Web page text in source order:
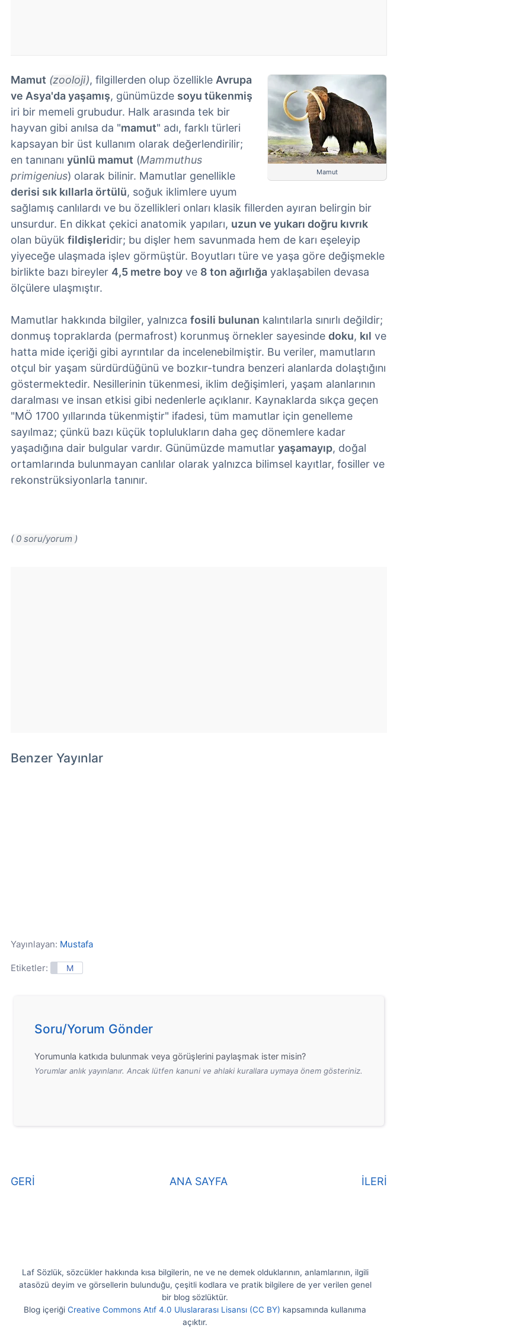
Mamut
Mamut (zooloji), filgillerden olup özellikle Avrupa
ve Asya'da yaşamış, günümüzde soyu tükenmiş
iri bir memeli grubudur. Halk arasında tek bir
hayvan gibi anılsa da "mamut" adı, farklı türleri
kapsayan bir üst kullanım olarak değerlendirilir;
en tanınanı yünlü mamut (Mammuthus
primigenius) olarak bilinir. Mamutlar genellikle
derisi sık kıllarla örtülü, soğuk iklimlere uyum
sağlamış canlılardı ve bu özellikleri onları klasik fillerden ayıran belirgin bir
unsurdur. En dikkat çekici anatomik yapıları, uzun ve yukarı doğru kıvrık
olan büyük fildişleridir; bu dişler hem savunmada hem de karı eşeleyip
yiyeceğe ulaşmada işlev görmüştür. Boyutları türe ve yaşa göre değişmekle
birlikte bazı bireyler 4,5 metre boy ve 8 ton ağırlığa yaklaşabilen devasa
ölçülere ulaşmıştır.
Mamutlar hakkında bilgiler, yalnızca fosili bulunan kalıntılarla sınırlı değildir;
donmuş topraklarda (permafrost) korunmuş örnekler sayesinde doku, kıl ve
hatta mide içeriği gibi ayrıntılar da incelenebilmiştir. Bu veriler, mamutların
otçul bir yaşam sürdürdüğünü ve bozkır-tundra benzeri alanlarda dolaştığını
göstermektedir. Nesillerinin tükenmesi, iklim değişimleri, yaşam alanlarının
daralması ve insan etkisi gibi nedenlerle açıklanır. Kaynaklarda sıkça geçen
"MÖ 1700 yıllarında tükenmiştir" ifadesi, tüm mamutlar için genelleme
sayılmaz; çünkü bazı küçük toplulukların daha geç dönemlere kadar
yaşadığına dair bulgular vardır. Günümüzde mamutlar yaşamayıp, doğal
ortamlarında bulunmayan canlılar olarak yalnızca bilimsel kayıtlar, fosiller ve
rekonstrüksiyonlarla tanınır.
( 0 soru/yorum )
Benzer Yayınlar
Yayınlayan: Mustafa
Etiketler: M
Soru/Yorum Gönder
Yorumunla katkıda bulunmak veya görüşlerini paylaşmak ister misin?
Yorumlar anlık yayınlanır. Ancak lütfen kanuni ve ahlaki kurallara uymaya önem gösteriniz.
GERİ İLERİ
ANA SAYFA
Laf Sözlük, sözcükler hakkında kısa bilgilerin, ne ve ne demek olduklarının, anlamlarının, ilgili
atasözü deyim ve görsellerin bulunduğu, çeşitli kodlara ve pratik bilgilere de yer verilen genel
bir blog sözlüktür.
Blog içeriği Creative Commons Atıf 4.0 Uluslararası Lisansı (CC BY) kapsamında kullanıma
açıktır.